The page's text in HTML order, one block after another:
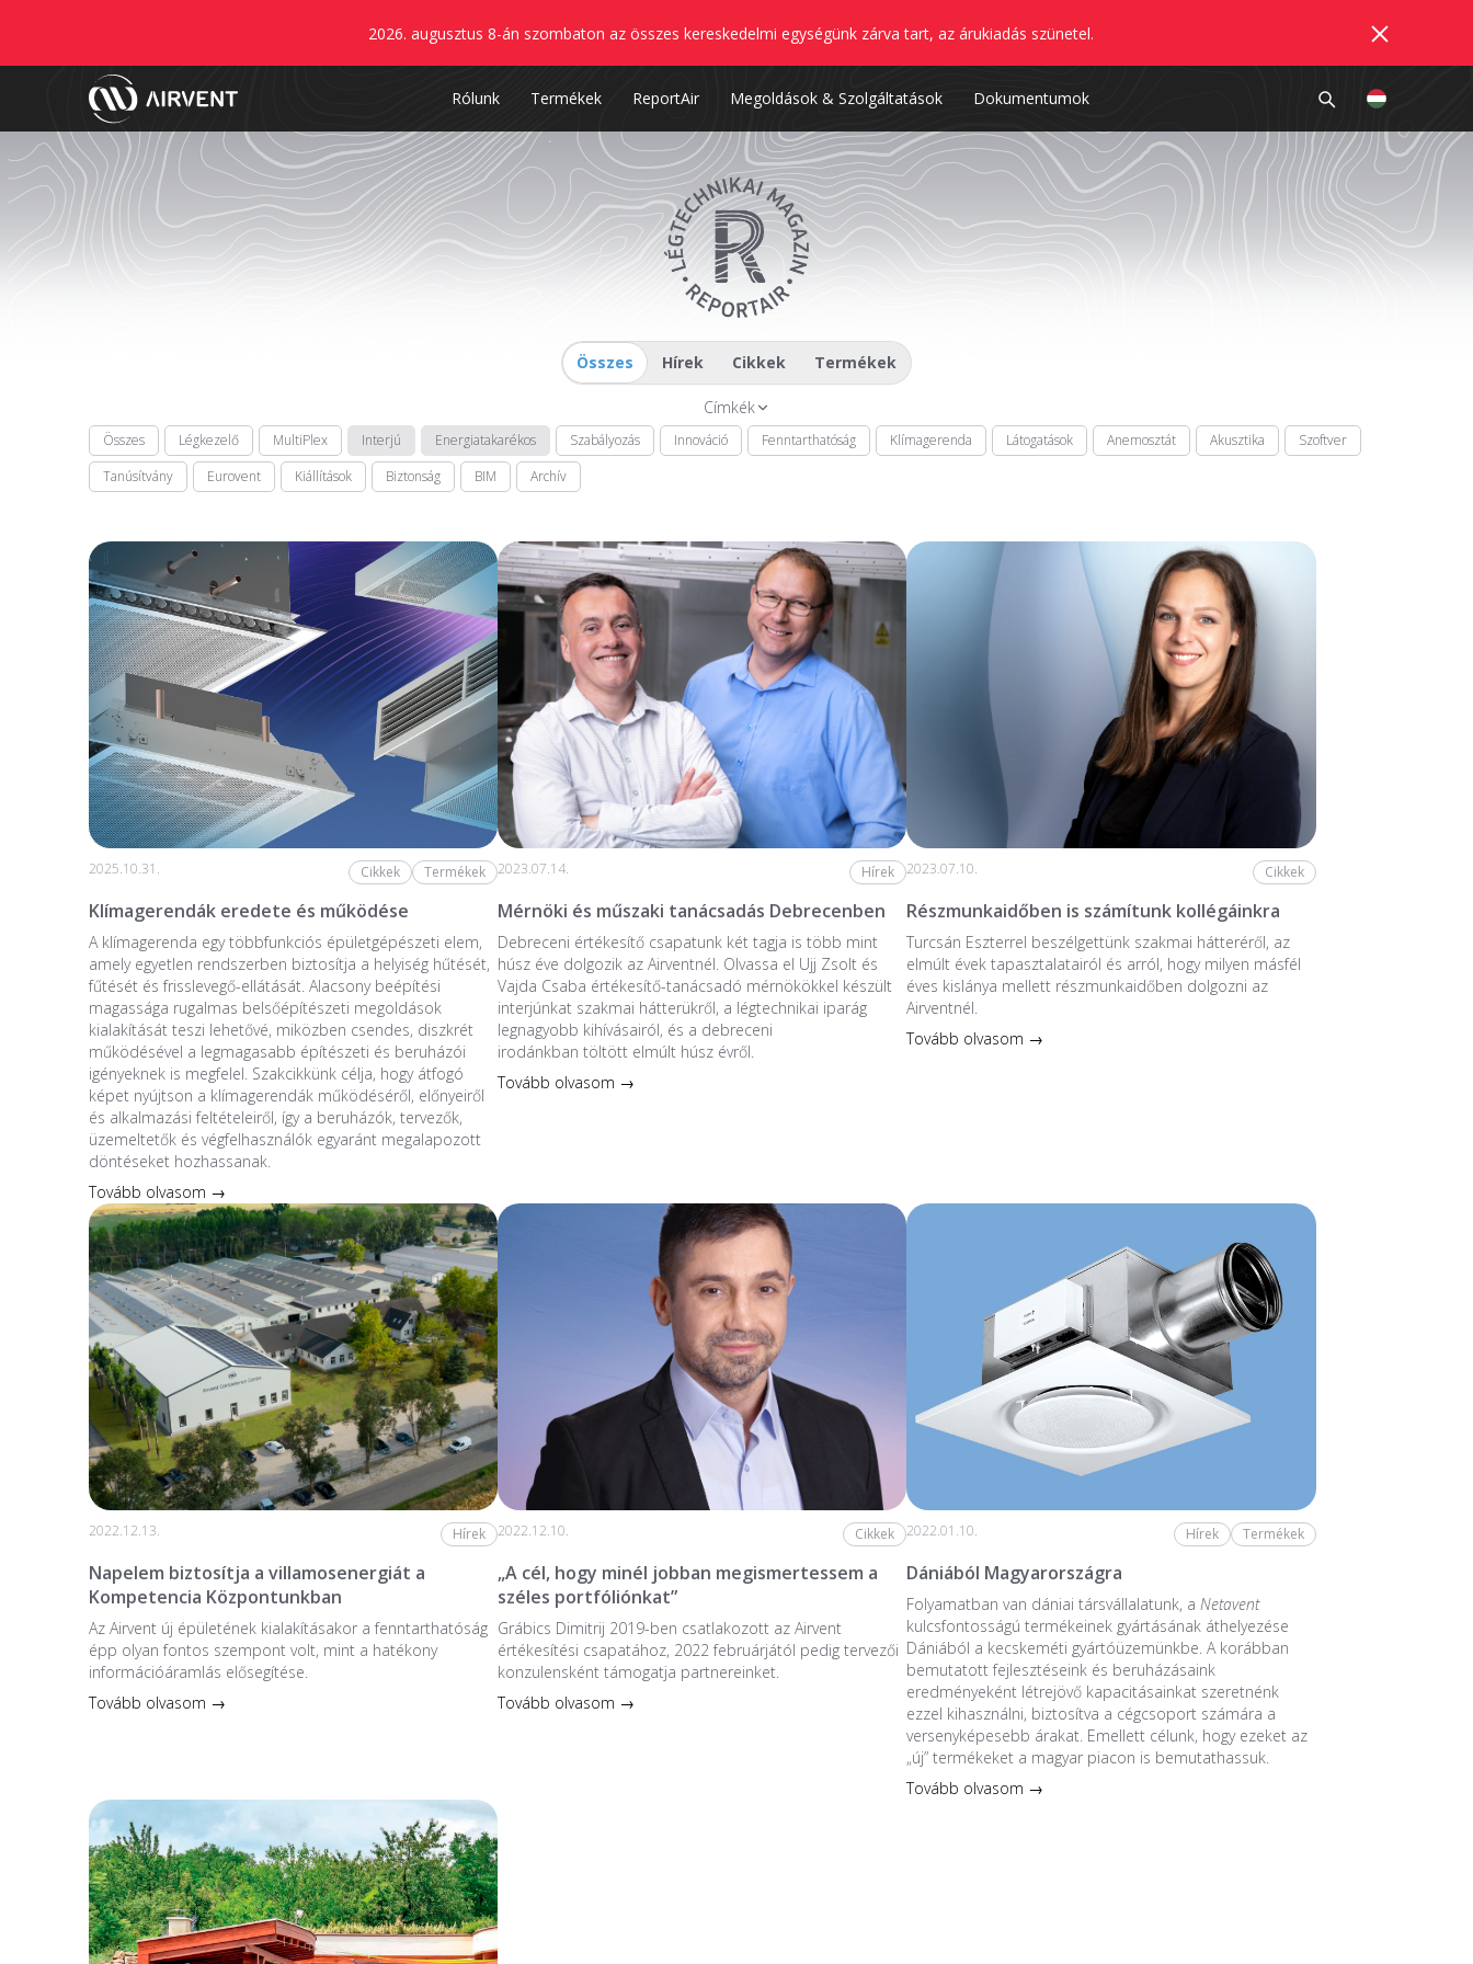
2026. augusztus 8-án szombaton az összes kereskedelmi egységünk zárva tart, az árukiadás szünetel.
Rólunk Termékek ReportAir Megoldások & Szolgáltatások Dokumentumok
Összes Hírek Cikkek Termékek
Címkék
Összes Légkezelő MultiPlex Interjú Energiatakarékos Szabályozás Innováció Fenntarthatóság Klímagerenda Látogatások Anemosztát Akusztika
Szoftver
Tanúsítvány
Eurovent Kiállítások Biztonság BIM Archív
2025.10.31. Cikkek Termékek
Klímagerendák eredete és működése
A klímagerenda egy többfunkciós épületgépészeti elem,
amely egyetlen rendszerben biztosítja a helyiség hűtését,
fűtését és frisslevegő-ellátását. Alacsony beépítési
magassága rugalmas belsőépítészeti megoldások
kialakítását teszi lehetővé, miközben csendes, diszkrét
működésével a legmagasabb építészeti és beruházói
igényeknek is megfelel. Szakcikkünk célja, hogy átfogó
képet nyújtson a klímagerendák működéséről, előnyeiről
és alkalmazási feltételeiről, így a beruházók, tervezők,
üzemeltetők és végfelhasználók egyaránt megalapozott
döntéseket hozhassanak.
Tovább olvasom →
2023.07.14. Hírek
Mérnöki és műszaki tanácsadás Debrecenben
Debreceni értékesítő csapatunk két tagja is több mint
húsz éve dolgozik az Airventnél. Olvassa el Ujj Zsolt és
Vajda Csaba értékesítő-tanácsadó mérnökökkel készült
interjúnkat szakmai hátterükről, a légtechnikai iparág
legnagyobb kihívásairól, és a debreceni
irodánkban töltött elmúlt húsz évről.
Tovább olvasom →
2023.07.10. Cikkek
Részmunkaidőben is számítunk kollégáinkra
Turcsán Eszterrel beszélgettünk szakmai hátteréről, az
elmúlt évek tapasztalatairól és arról, hogy milyen másfél
éves kislánya mellett részmunkaidőben dolgozni az
Airventnél.
Tovább olvasom →
2022.12.13. Hírek
Napelem biztosítja a villamosenergiát a
Kompetencia Központunkban
Az Airvent új épületének kialakításakor a fenntarthatóság
épp olyan fontos szempont volt, mint a hatékony
információáramlás elősegítése.
Tovább olvasom →
2022.12.10. Cikkek
„A cél, hogy minél jobban megismertessem a
széles portfóliónkat”
Grábics Dimitrij 2019-ben csatlakozott az Airvent
értékesítési csapatához, 2022 februárjától pedig tervezői
konzulensként támogatja partnereinket.
Tovább olvasom →
2022.01.10. Hírek Termékek
Dániából Magyarországra
Folyamatban van dániai társvállalatunk, aNetavent
kulcsfontosságú termékeinek gyártásának áthelyezése
Dániából a kecskeméti gyártóüzemünkbe. A korábban
bemutatott fejlesztéseink és beruházásaink
eredményeként létrejövő kapacitásainkat szeretnénk
ezzel kihasználni, biztosítva a cégcsoport számára a
versenyképesebb árakat. Emellett célunk, hogy ezeket az
„új” termékeket a magyar piacon is bemutathassuk.
Tovább olvasom →